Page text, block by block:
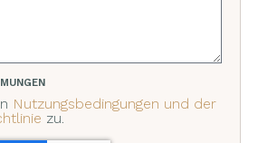
Nutzungsbedingungen und der
zu.